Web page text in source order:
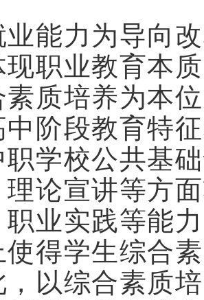
业能力为导向
职业教育本
质培养为本
阶段教育特
学校公共基
论宣讲等方
业实践等能
使得学生综合
，以综合素质